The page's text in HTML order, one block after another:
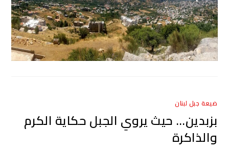
ضيعة جبل لبنان
بزبدين… حيث يروي الجبل حكاية الكرم
والذاكرة